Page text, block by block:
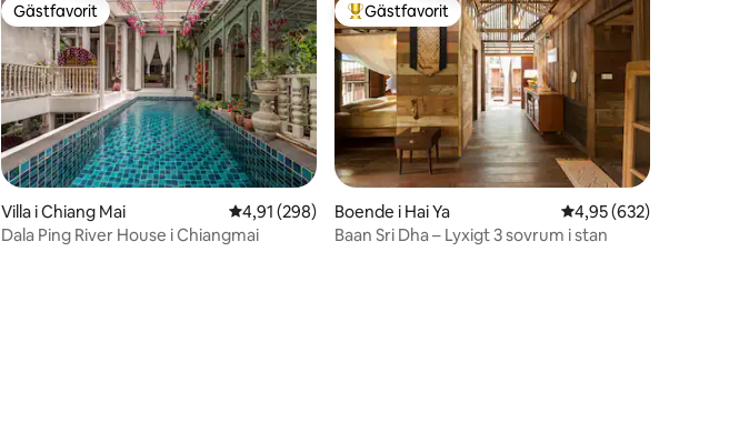
Gästfavorit
Gästfavorit
Villa i Chiang Mai 4,91 av 5 i genomsnittligt betyg, 298 omdömen
4,91 (298)
Dala Ping River House i Chiangmai
Populär gästfavorit
Gästfavorit
Boende i Hai Ya 4,95 av 5 i
4,95 (632)
Baan Sri Dha – Lyxigt 3 sovrum i stan